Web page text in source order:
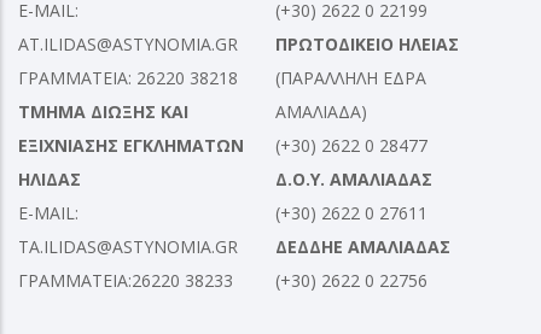
E-MAIL:
AT.ILIDAS@ASTYNOMIA.GR
ΓΡΑΜΜΑΤΕΙΑ: 26220 38218
ΤΜΗΜΑ ΔΙΩΞΗΣ ΚΑΙ
ΕΞΙΧΝΙΑΣΗΣ ΕΓΚΛΗΜΑΤΩΝ
ΗΛΙΔΑΣ
E-MAIL:
TA.ILIDAS@ASTYNOMIA.GR
ΓΡΑΜΜΑΤΕΙΑ:26220 38233
(+30) 2622 0 22199
ΠΡΩΤΟΔΙΚΕΙΟ ΗΛΕΙΑΣ
(ΠΑΡΑΛΛΗΛΗ ΕΔΡΑ
ΑΜΑΛΙΑΔΑ)
(+30) 2622 0 28477
Δ.Ο.Υ. ΑΜΑΛΙΑΔΑΣ
(+30) 2622 0 27611
ΔΕΔΔΗΕ ΑΜΑΛΙΑΔΑΣ
(+30) 2622 0 22756